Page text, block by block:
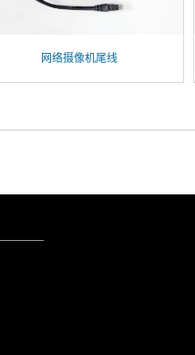
网络摄像机尾线